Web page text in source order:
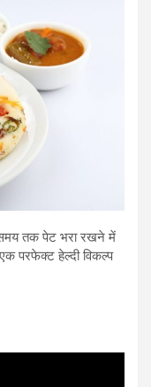
समय तक पेट भरा रखने में
परफेक्ट हेल्दी विकल्प